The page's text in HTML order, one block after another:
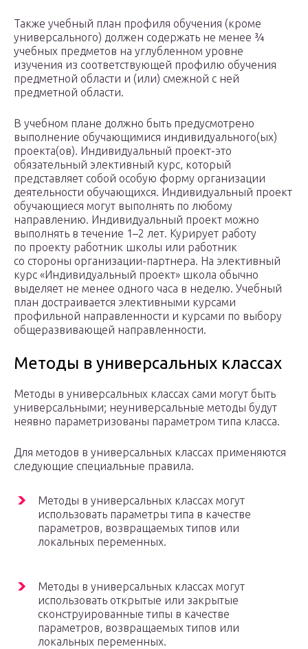
Также учебный план профиля обучения (кроме
универсального) должен содержать не менее ¾
учебных предметов на углубленном уровне
изучения из соответствующей профилю обучения
предметной области и (или) смежной с ней
предметной области.
В учебном плане должно быть предусмотрено
выполнение обучающимися индивидуального(ых)
проекта(ов). Индивидуальный проект-это
обязательный элективный курс, который
представляет собой особую форму организации
деятельности обучающихся. Индивидуальный проект
обучающиеся могут выполнять по любому
направлению. Индивидуальный проект можно
выполнять в течение 1–2 лет. Курирует работу
по проекту работник школы или работник
со стороны организации-партнера. На элективный
курс «Индивидуальный проект» школа обычно
выделяет не менее одного часа в неделю. Учебный
план достраивается элективными курсами
профильной направленности и курсами по выбору
общеразвивающей направленности.
Методы в универсальных классах
Методы в универсальных классах сами могут быть
универсальными; неуниверсальные методы будут
неявно параметризованы параметром типа класса.
Для методов в универсальных классах применяются
следующие специальные правила.
Методы в универсальных классах могут
использовать параметры типа в качестве
параметров, возвращаемых типов или
локальных переменных.
Методы в универсальных классах могут
использовать открытые или закрытые
сконструированные типы в качестве
параметров, возвращаемых типов или
локальных переменных.